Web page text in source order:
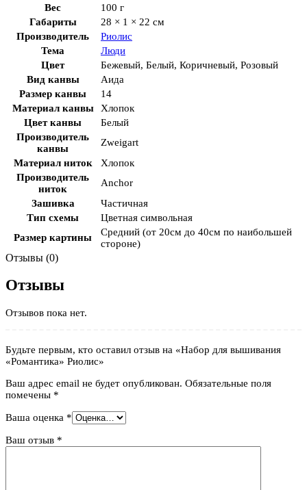
Вес
100 г
Габариты
28 × 1 × 22 см
Производитель
Риолис
Тема
Люди
Цвет
Бежевый, Белый, Коричневый, Розовый
Вид канвы
Аида
Размер канвы
14
Материал канвы
Хлопок
Цвет канвы
Белый
Производитель
канвы
Zweigart
Материал ниток
Хлопок
Производитель
ниток
Anchor
Зашивка
Частичная
Тип схемы
Цветная символьная
Размер картины
Средний (от 20см до 40см по наибольшей
стороне)
Отзывы (0)
Отзывы
Отзывов пока нет.
Будьте первым, кто оставил отзыв на «Набор для вышивания
«Романтика» Риолис»
Ваш адрес email не будет опубликован. Обязательные поля
помечены *
Ваша оценка *
Ваш отзыв *